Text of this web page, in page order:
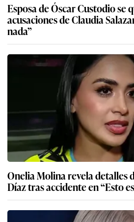
Esposa de Óscar Custodio se
acusaciones de Claudia
nada”
Onelia Molina revela detalles
Díaz tras accidente en “Esto